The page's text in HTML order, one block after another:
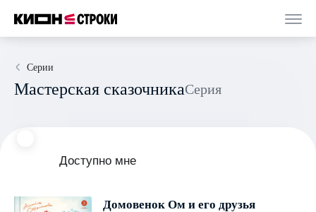
Серии
Мастерская сказочника Серия
Доступно мне
Домовенок Ом и его друзья